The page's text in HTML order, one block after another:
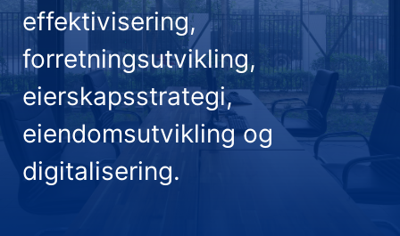
effektivisering,
forretningsutvikling,
eierskapsstrategi,
eiendomsutvikling og
digitalisering.